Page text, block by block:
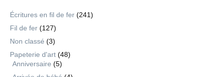
Écritures en fil de fer (241)
Fil de fer (127)
Non classé (3)
Papeterie d'art (48)
Anniversaire (5)